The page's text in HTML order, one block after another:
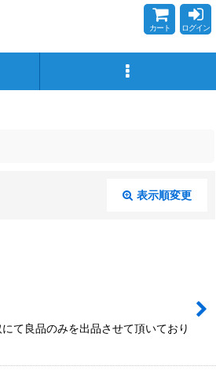
カート ログイン
表示順変更
て良品のみを出品させて頂いており